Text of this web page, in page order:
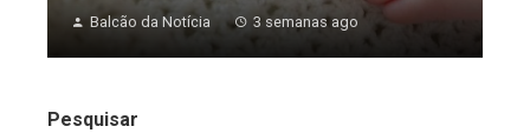
Balcão da Notícia 3 semanas ago
Pesquisar